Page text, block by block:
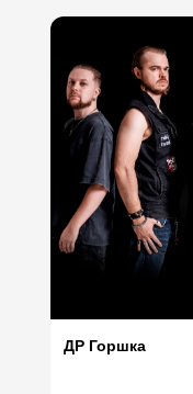
ДР Горшка